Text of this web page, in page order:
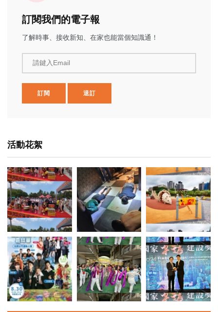
訂閱我們的電子報
了解時事、接收新知、在家也能當個知識通！
請鍵入Email
訂閱 退訂
活動花絮